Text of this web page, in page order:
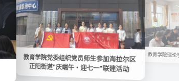
教育学院党委组织党员师生参加海拉尔区
正阳街道“庆端午・迎七一”联建活动
教育学院理